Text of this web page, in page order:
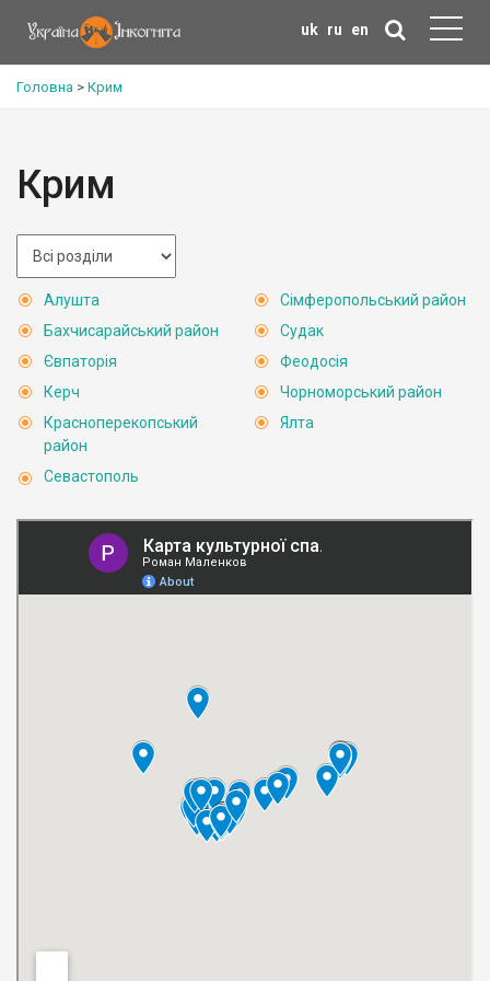
uk ru en
Головна > Крим
Крим
Алушта
Бахчисарайський район
Євпаторія
Керч
Красноперекопський
район
Севастополь
Сімферопольський район
Судак
Феодосія
Чорноморський район
Ялта